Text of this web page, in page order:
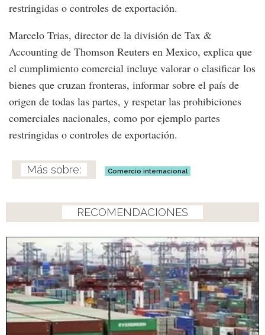
restringidas o controles de exportación.
Marcelo Trias, director de la división de Tax &
Accounting de Thomson Reuters en Mexico, explica que
el cumplimiento comercial incluye valorar o clasificar los
bienes que cruzan fronteras, informar sobre el país de
origen de todas las partes, y respetar las prohibiciones
comerciales nacionales, como por ejemplo partes
restringidas o controles de exportación.
Comercio internacional
RECOMENDACIONES